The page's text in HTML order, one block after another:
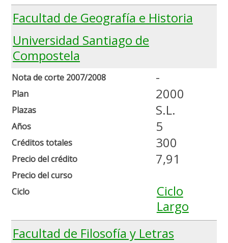
Facultad de Geografía e Historia
Universidad Santiago de
Compostela
Nota de corte 2007/2008
Plan
Plazas
Años
Créditos totales
Precio del crédito
Precio del curso
Ciclo
-
2000
S.L.
5
300
7,91
Ciclo
Largo
Facultad de Filosofía y Letras